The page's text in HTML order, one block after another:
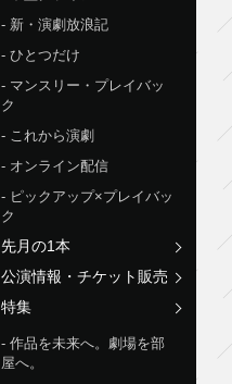
新・演劇放浪記
ひとつだけ
マンスリー・プレイバッ
ク
これから演劇
オンライン配信
ピックアップ×プレイバッ
ク
先月の1本
公演情報・チケット販売
特集
作品を未来へ。劇場を部
屋へ。